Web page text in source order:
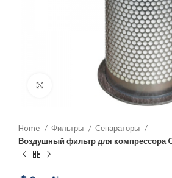
Home Фильтры
Сепараторы
Воздушный фильтр для компрессора